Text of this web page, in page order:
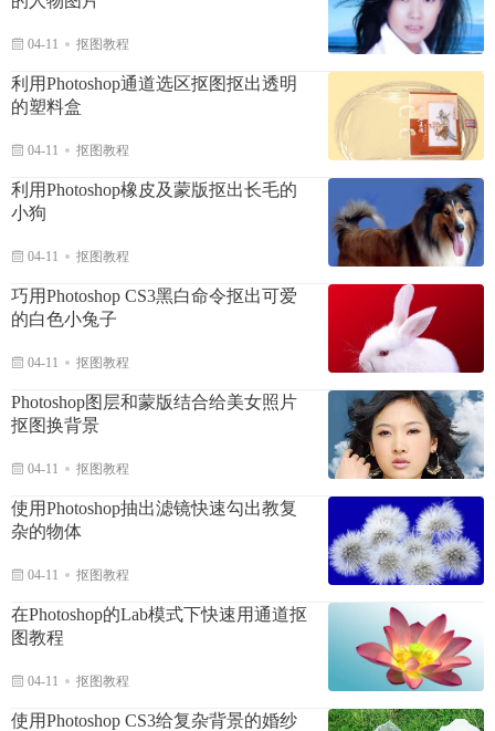
04-11 抠图教程
利用Photoshop通道选区抠图抠出透明
的塑料盒
04-11 抠图教程
利用Photoshop橡皮及蒙版抠出长毛的
小狗
04-11 抠图教程
巧用Photoshop CS3黑白命令抠出可爱
的白色小兔子
04-11 抠图教程
Photoshop图层和蒙版结合给美女照片
抠图换背景
04-11 抠图教程
使用Photoshop抽出滤镜快速勾出教复
杂的物体
04-11 抠图教程
在Photoshop的Lab模式下快速用通道抠
图教程
04-11 抠图教程
使用Photoshop CS3给复杂背景的婚纱